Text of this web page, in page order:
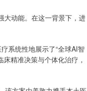
大动能。在这一背景下，进
系统性地展示了“全球AI智
精准决策与个体化治疗，